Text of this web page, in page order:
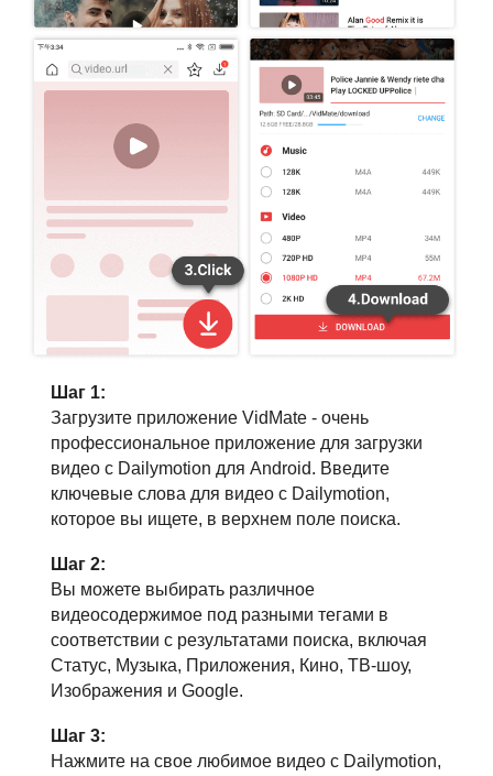
Шаг 1:
Загрузите приложение VidMate - очень
профессиональное приложение для загрузки
видео с Dailymotion для Android. Введите
ключевые слова для видео с Dailymotion,
которое вы ищете, в верхнем поле поиска.
Шаг 2:
Вы можете выбирать различное
видеосодержимое под разными тегами в
соответствии с результатами поиска, включая
Статус, Музыка, Приложения, Кино, ТВ-шоу,
Изображения и Google.
Шаг 3:
Нажмите на свое любимое видео с Dailymotion,